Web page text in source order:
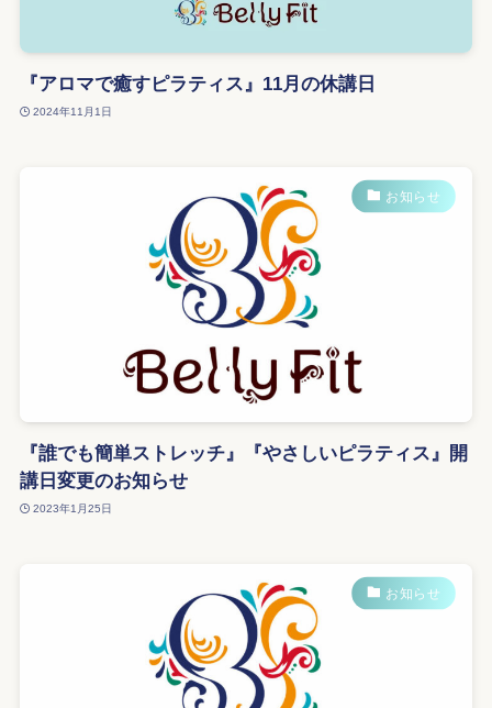
『アロマで癒すピラティス』11月の休講日
2024年11月1日
お知らせ
『誰でも簡単ストレッチ』『やさしいピラティス』開
講日変更のお知らせ
2023年1月25日
お知らせ